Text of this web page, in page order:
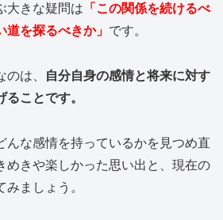
大きな疑問は 「この関係を続けるべ
を探るべきか」 です。
は、
自分自身の感情と将来に対す
ことです。
んな感情を持っているかを見つめ直
めきや楽しかった思い出と、現在の
ましょう。